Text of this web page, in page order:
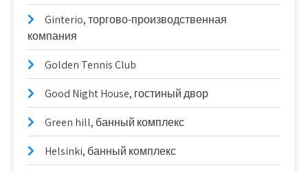
Ginterio, торгово-производственная
компания
Golden Tennis Club
Good Night House, гостиный двор
Green hill, банный комплекс
Helsinki, банный комплекс